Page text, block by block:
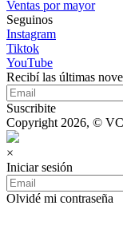
Ventas por mayor
Seguinos
Instagram
Tiktok
YouTube
Recibí las últimas
Suscribite
Copyright 2026, ©
×
Iniciar sesión
Olvidé mi contraseña